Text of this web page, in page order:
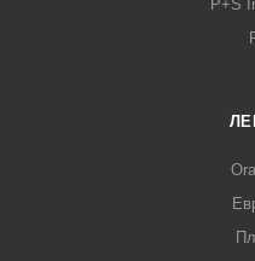
P+S